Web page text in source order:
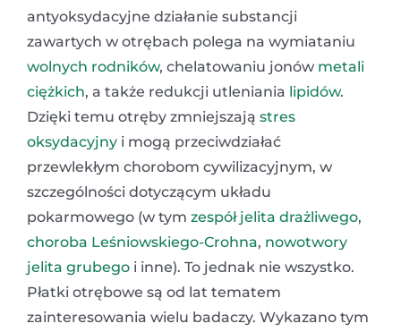
antyoksydacyjne działanie substancji
zawartych w otrębach polega na wymiataniu
wolnych rodników, chelatowaniu jonów metali
ciężkich, a także redukcji utleniania lipidów.
Dzięki temu otręby zmniejszają stres
oksydacyjny i mogą przeciwdziałać
przewlekłym chorobom cywilizacyjnym, w
szczególności dotyczącym układu
pokarmowego (w tym zespół jelita drażliwego,
choroba Leśniowskiego-Crohna, nowotwory
jelita grubego i inne). To jednak nie wszystko.
Płatki otrębowe są od lat tematem
zainteresowania wielu badaczy. Wykazano tym